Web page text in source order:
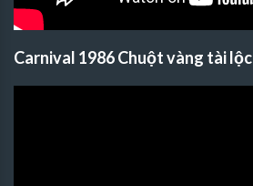
Carnival 1986 Chuột vàng tài lộc